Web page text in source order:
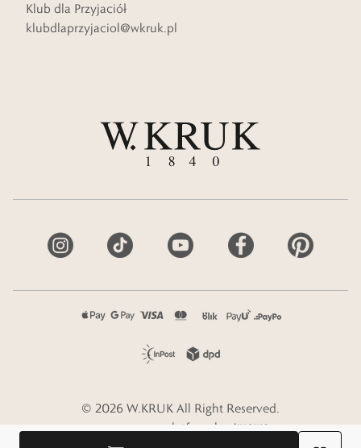
Klub dla Przyjaciół
klubdlaprzyjaciol@wkruk.pl
© 2026 W.KRUK All Right Reserved.
e-commerce platform by